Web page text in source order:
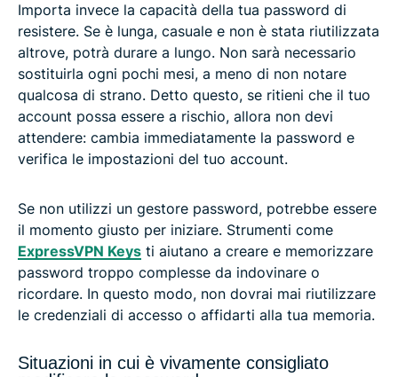
Importa invece la capacità della tua password di
resistere. Se è lunga, casuale e non è stata riutilizzata
altrove, potrà durare a lungo. Non sarà necessario
sostituirla ogni pochi mesi, a meno di non notare
qualcosa di strano. Detto questo, se ritieni che il tuo
account possa essere a rischio, allora non devi
attendere: cambia immediatamente la password e
verifica le impostazioni del tuo account.
Se non utilizzi un gestore password, potrebbe essere
il momento giusto per iniziare. Strumenti come
ExpressVPN Keys ti aiutano a creare e memorizzare
password troppo complesse da indovinare o
ricordare. In questo modo, non dovrai mai riutilizzare
le credenziali di accesso o affidarti alla tua memoria.
Situazioni in cui è vivamente consigliato